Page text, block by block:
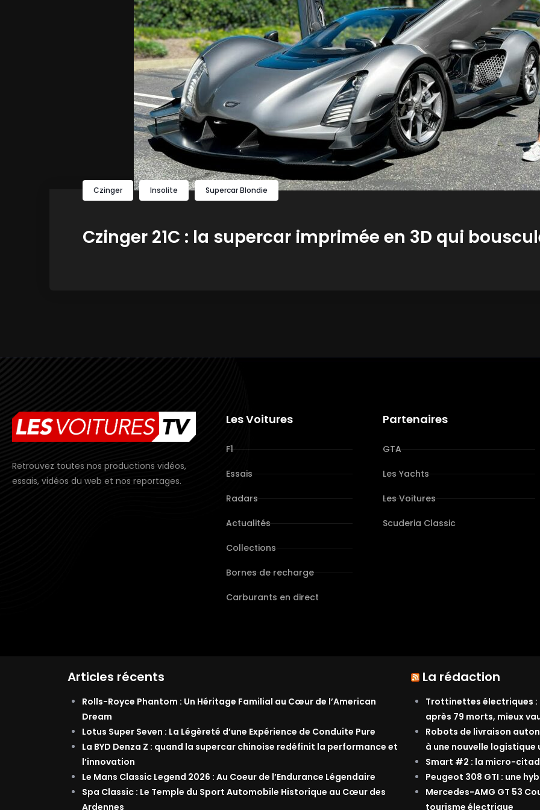
Czinger Insolite Supercar Blondie
Czinger 21C : la supercar imprimée en 3D qui
Retrouvez toutes nos productions vidéos,
essais, vidéos du web et nos reportages.
Les Voitures
F1
Essais
Radars
Actualités
Collections
Bornes de recharge
Carburants en direct
Partenaires
GTA
Les Yachts
Les Voitures
Scuderia Classic
Articles récents
Rolls-Royce Phantom : Un Héritage Familial au Cœur de l’American
Dream
Lotus Super Seven : La Légèreté d’une Expérience de Conduite Pure
La BYD Denza Z : quand la supercar chinoise redéfinit la performance et
l’innovation
Le Mans Classic Legend 2026 : Au Coeur de l’Endurance Légendaire
Spa Classic : Le Temple du Sport Automobile Historique au Cœur des
Ardennes
La rédaction
Trottinettes électriques :
après 79 morts, mieux
Robots de livraison
à une nouvelle logistique
Smart #2 : la micro-
Peugeot 308 GTI : une
Mercedes-AMG GT 53
tourisme électrique